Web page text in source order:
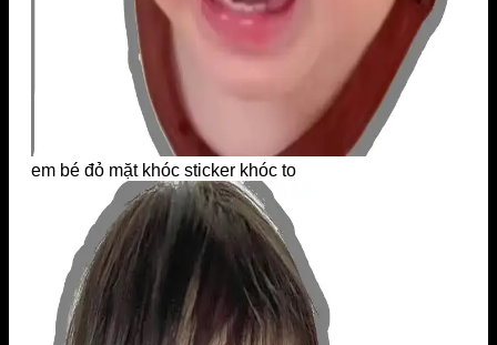
em bé đỏ mặt khóc sticker khóc to